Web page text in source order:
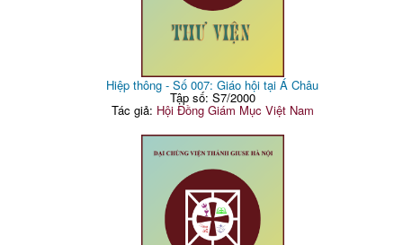
Hiệp thông - Số 007: Giáo hội tại Á Châu
Tập số: S7/2000
Tác giả: Hội Đồng Giám Mục Việt Nam